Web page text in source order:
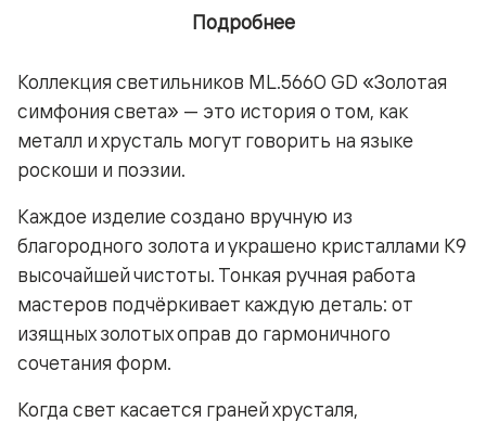
Подробнее
Коллекция светильников ML.5660 GD «Золотая
симфония света» — это история о том, как
металл и хрусталь могут говорить на языке
роскоши и поэзии.
Каждое изделие создано вручную из
благородного золота и украшено кристаллами K9
высочайшей чистоты. Тонкая ручная работа
мастеров подчёркивает каждую деталь: от
изящных золотых оправ до гармоничного
сочетания форм.
Когда свет касается граней хрусталя,